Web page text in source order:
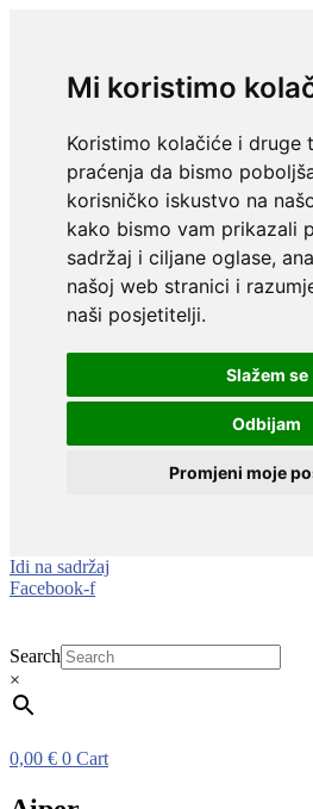
Mi koristimo
Koristimo kolačiće i druge
praćenja da bismo
korisničko iskustvo na
kako bismo vam prikazali
sadržaj i ciljane oglase,
našoj web stranici i
naši posjetitelji.
Slažem se
Odbijam
Promjeni moje
Idi na sadržaj
Facebook-f
Search
×
0,00 € 0 Cart